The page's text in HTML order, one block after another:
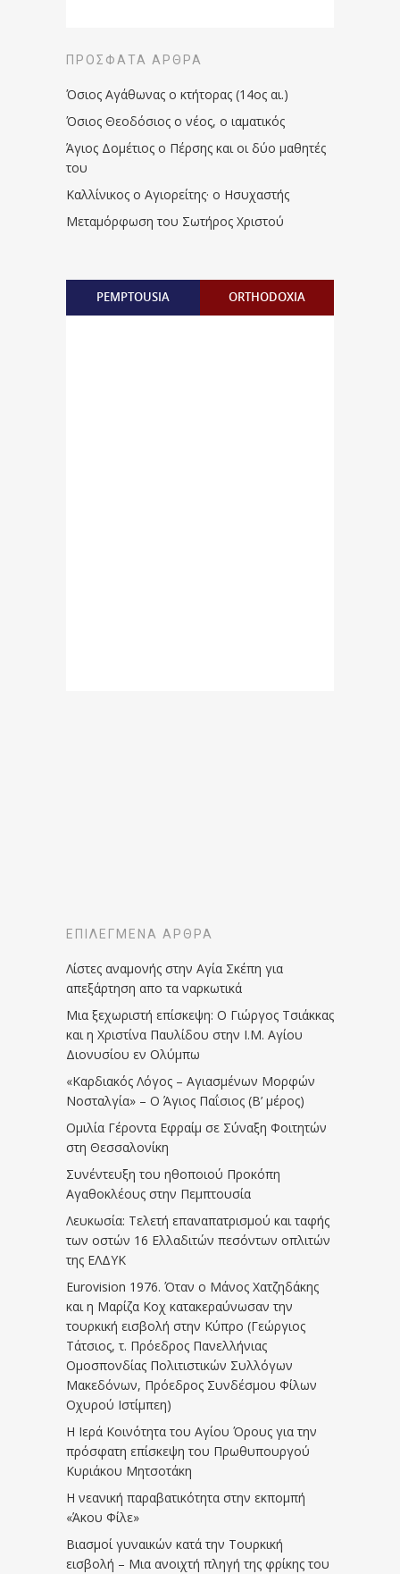
ΠΡΌΣΦΑΤΑ ΆΡΘΡΑ
Όσιος Αγάθωνας ο κτήτορας (14ος αι.)
Όσιος Θεοδόσιος ο νέος, ο ιαματικός
Άγιος Δομέτιος ο Πέρσης και οι δύο μαθητές
του
Καλλίνικος ο Αγιορείτης · ο Ησυχαστής
Μεταμόρφωση του Σωτήρος Χριστού
PEMPTOUSIA ORTHODOXIA
ΕΠΙΛΕΓΜΈΝΑ ΆΡΘΡΑ
Λίστες αναμονής στην Αγία Σκέπη για
απεξάρτηση απο τα ναρκωτικά
Μια ξεχωριστή επίσκεψη: Ο Γιώργος Τσιάκκας
και η Χριστίνα Παυλίδου στην Ι.Μ. Αγίου
Διονυσίου εν Ολύμπω
«Καρδιακός Λόγος – Αγιασμένων Μορφών
Νοσταλγία» – Ο Άγιος Παΐσιος (Β’ μέρος)
Ομιλία Γέροντα Εφραίμ σε Σύναξη Φοιτητών
στη Θεσσαλονίκη
Συνέντευξη του ηθοποιού Προκόπη
Αγαθοκλέους στην Πεμπτουσία
Λευκωσία: Τελετή επαναπατρισμού και ταφής
των οστών 16 Ελλαδιτών πεσόντων οπλιτών
της ΕΛΔΥΚ
Eurovision 1976. Όταν ο Μάνος Χατζηδάκης
και η Μαρίζα Κοχ κατακεραύνωσαν την
τουρκική εισβολή στην Κύπρο (Γεώργιος
Τάτσιος, τ. Πρόεδρος Πανελλήνιας
Ομοσπονδίας Πολιτιστικών Συλλόγων
Μακεδόνων, Πρόεδρος Συνδέσμου Φίλων
Οχυρού Ιστίμπεη)
Η Ιερά Κοινότητα του Αγίου Όρους για την
πρόσφατη επίσκεψη του Πρωθυπουργού
Κυριάκου Μητσοτάκη
Η νεανική παραβατικότητα στην εκπομπή
«Άκου Φίλε»
Βιασμοί γυναικών κατά την Τουρκική
εισβολή – Μια ανοιχτή πληγή της φρίκης του